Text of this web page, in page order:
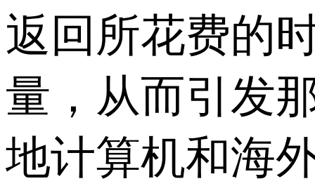
返回所花费的
量，从而引发
地计算机和海